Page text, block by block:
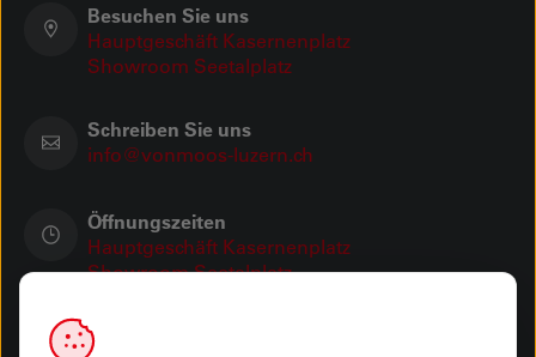
Besuchen Sie uns
Hauptgeschäft Kasernenplatz
Showroom Seetalplatz
Schreiben Sie uns
info@vonmoos-luzern.ch
Öffnungszeiten
Hauptgeschäft Kasernenplatz
Showroom Seetalplatz
Ihre Zahlungsmöglichkeiten